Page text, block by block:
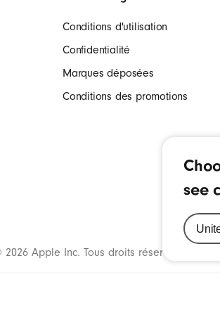
Conditions d'utilisation
Confidentialité
Marques déposées
Conditions des promotions
Apple Inc. Tous droits réservés.
see